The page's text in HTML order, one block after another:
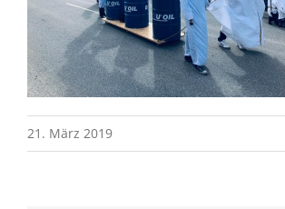
21. März 2019